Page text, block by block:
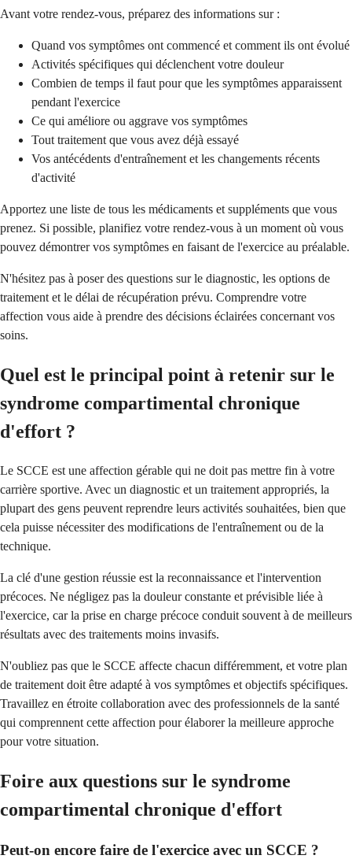
Avant votre rendez-vous, préparez des informations sur :
Quand vos symptômes ont commencé et comment ils ont évolué
Activités spécifiques qui déclenchent votre douleur
Combien de temps il faut pour que les symptômes apparaissent
pendant l'exercice
Ce qui améliore ou aggrave vos symptômes
Tout traitement que vous avez déjà essayé
Vos antécédents d'entraînement et les changements récents
d'activité
Apportez une liste de tous les médicaments et suppléments que vous
prenez. Si possible, planifiez votre rendez-vous à un moment où vous
pouvez démontrer vos symptômes en faisant de l'exercice au préalable.
N'hésitez pas à poser des questions sur le diagnostic, les options de
traitement et le délai de récupération prévu. Comprendre votre
affection vous aide à prendre des décisions éclairées concernant vos
soins.
Quel est le principal point à retenir sur le
syndrome compartimental chronique
d'effort ?
Le SCCE est une affection gérable qui ne doit pas mettre fin à votre
carrière sportive. Avec un diagnostic et un traitement appropriés, la
plupart des gens peuvent reprendre leurs activités souhaitées, bien que
cela puisse nécessiter des modifications de l'entraînement ou de la
technique.
La clé d'une gestion réussie est la reconnaissance et l'intervention
précoces. Ne négligez pas la douleur constante et prévisible liée à
l'exercice, car la prise en charge précoce conduit souvent à de meilleurs
résultats avec des traitements moins invasifs.
N'oubliez pas que le SCCE affecte chacun différemment, et votre plan
de traitement doit être adapté à vos symptômes et objectifs spécifiques.
Travaillez en étroite collaboration avec des professionnels de la santé
qui comprennent cette affection pour élaborer la meilleure approche
pour votre situation.
Foire aux questions sur le syndrome
compartimental chronique d'effort
Peut-on encore faire de l'exercice avec un SCCE ?